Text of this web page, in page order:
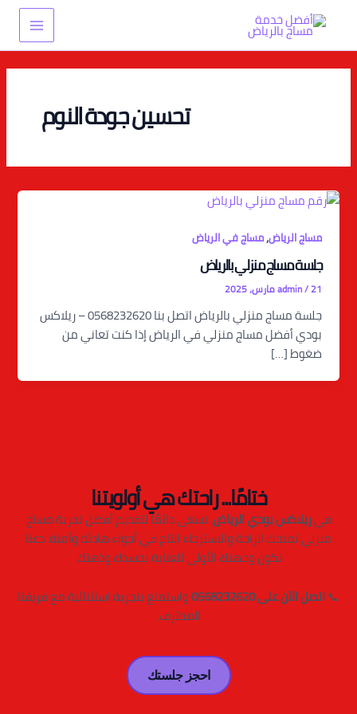
المحتوى
Main
Menu
تحسين جودة النوم
مساج الرياض,مساج في الرياض
جلسة مساج منزلي بالرياض
admin/21 مارس، 2025
جلسة مساج منزلي بالرياض اتصل بنا 0568232620 – ريلاكس
بودي أفضل مساج منزلي في الرياض إذا كنت تعاني من
ضغوط […]
ختامًا... راحتك هي أولويتنا
فيريلاكس بودي الرياض، نسعى دائمًا لتقديم أفضل تجربة مساج
منزلي تمنحك الراحة والاسترخاء التام في أجواء هادئة وآمنة. دعنا
نكون وجهتك الأولى للعناية بجسدك وذهنك.
📞اتصل الآن على 0568232620
واستمتع بتجربة استثنائية مع فريقنا
المحترف.
احجز جلستك